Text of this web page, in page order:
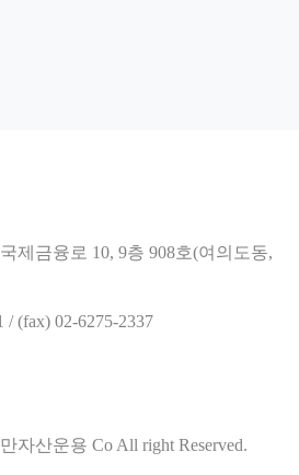
제금융로 10, 9층 908호(여의도동,
/ (fax) 02-6275-2337
자산운용 Co All right Reserved.